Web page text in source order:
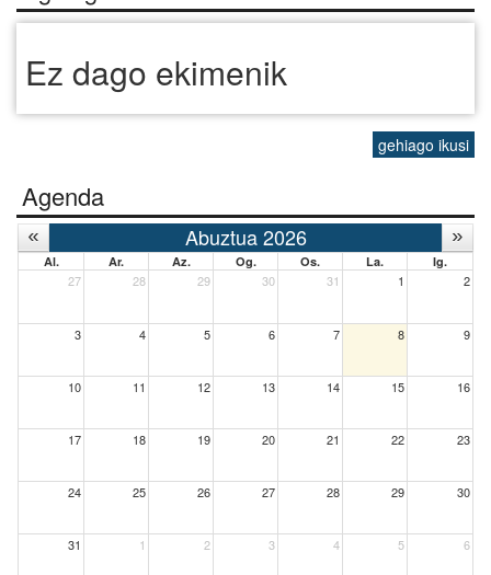
Ez dago ekimenik
gehiago ikusi
Agenda
Abuztua 2026
Al. Ar. Az. Og. Os. La. Ig.
27 28 29 30 31 1 2
3 4 5 6 7 8 9
10 11 12 13 14 15 16
17 18 19 20 21 22 23
24 25 26 27 28 29 30
31 1 2 3 4 5 6